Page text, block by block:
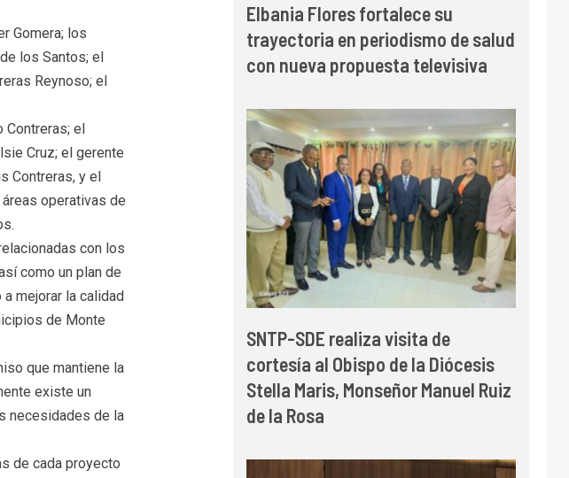
Gomera; los
los Santos; el
Reynoso; el
Contreras; el
Cruz; el gerente
Contreras, y el
operativas de
con los
como un plan de
mejorar la calidad
de Monte
que mantiene la
existe un
necesidades de la
de cada proyecto
Elbania Flores fortalece su
trayectoria en periodismo de salud
con nueva propuesta televisiva
SNTP-SDE realiza visita de
cortesía al Obispo de la Diócesis
Stella Maris, Monseñor Manuel Ruiz
de la Rosa